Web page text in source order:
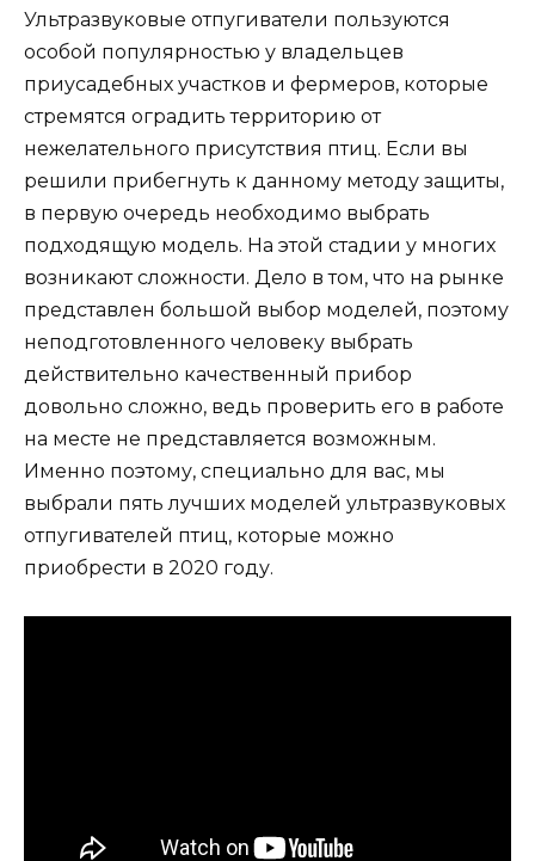
Ультразвуковые отпугиватели пользуются
особой популярностью у владельцев
приусадебных участков и фермеров, которые
стремятся оградить территорию от
нежелательного присутствия птиц. Если вы
решили прибегнуть к данному методу защиты,
в первую очередь необходимо выбрать
подходящую модель. На этой стадии у многих
возникают сложности. Дело в том, что на рынке
представлен большой выбор моделей, поэтому
неподготовленного человеку выбрать
действительно качественный прибор
довольно сложно, ведь проверить его в работе
на месте не представляется возможным.
Именно поэтому, специально для вас, мы
выбрали пять лучших моделей ультразвуковых
отпугивателей птиц, которые можно
приобрести в 2020 году.